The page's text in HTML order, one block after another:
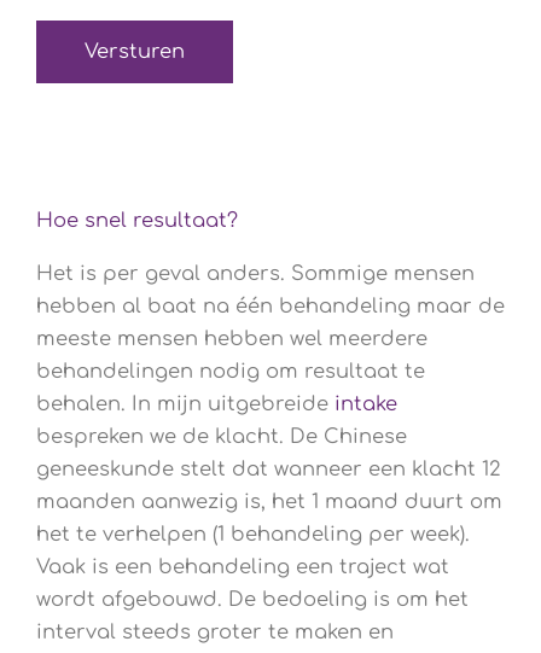
Hoe snel resultaat?
Het is per geval anders. Sommige mensen
hebben al baat na één behandeling maar de
meeste mensen hebben wel meerdere
behandelingen nodig om resultaat te
behalen. In mijn uitgebreide intake
bespreken we de klacht. De Chinese
geneeskunde stelt dat wanneer een klacht 12
maanden aanwezig is, het 1 maand duurt om
het te verhelpen (1 behandeling per week).
Vaak is een behandeling een traject wat
wordt afgebouwd. De bedoeling is om het
interval steeds groter te maken en